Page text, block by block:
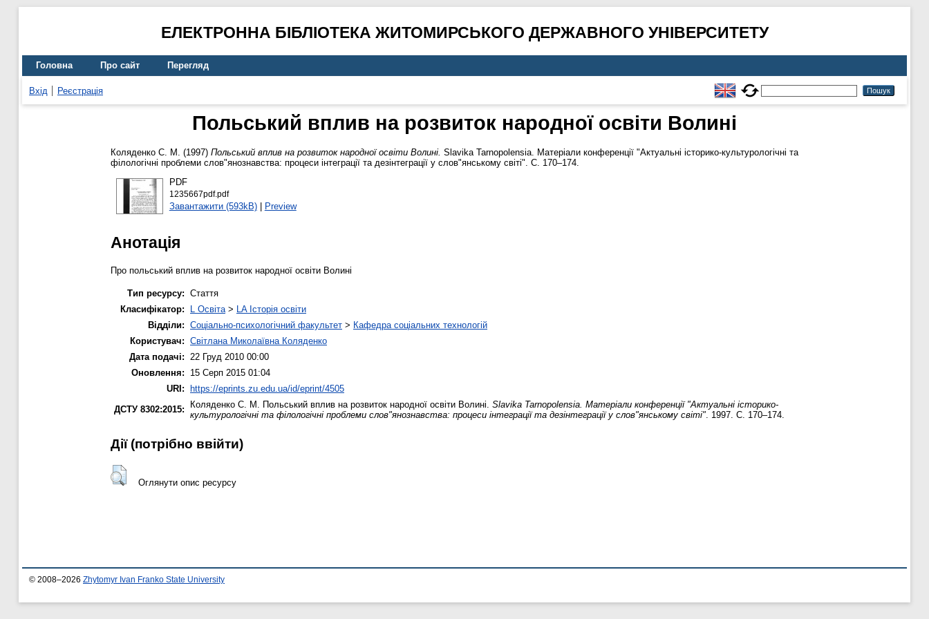
ЕЛЕКТРОННА БІБЛІОТЕКА ЖИТОМИРСЬКОГО ДЕРЖАВНОГО УНІВЕРСИТЕТУ
Головна Про сайт Перегляд
Вхід Реєстрація
Польський вплив на розвиток народної освіти Волині
Коляденко С. М. (1997) Польський вплив на розвиток народної освіти Волині. Slavika Tarnopolensia. Матеріали конференції "Актуальні історико-культурологічні та
філологічні проблеми слов"янознавства: процеси інтеграції та дезінтеграції у слов"янському світі". С. 170–174.
PDF
1235667pdf.pdf
Завантажити (593kB)| Preview
Анотація
Про польський вплив на розвиток народної освіти Волині
Тип ресурсу: Стаття
Класифікатор:
L Освіта > LA Історія освіти
Відділи: Соціально-психологічний факультет > Кафедра соціальних технологій
Користувач: Світлана Миколаївна Коляденко
Дата подачі:
22 Груд 2010 00:00
Оновлення:
15 Серп 2015 01:04
URI: https://eprints.zu.edu.ua/id/eprint/4505
ДСТУ 8302:2015:
Коляденко С. М. Польський вплив на розвиток народної освіти Волині. Slavika Tarnopolensia. Матеріали конференції "Актуальні історико-
культурологічні та філологічні проблеми слов"янознавства: процеси інтеграції та дезінтеграції у слов"янському світі" . 1997. С. 170–174.
Дії ​​(потрібно ввійти)
Оглянути опис ресурсу
© 2008–2026 Zhytomyr Ivan Franko State University